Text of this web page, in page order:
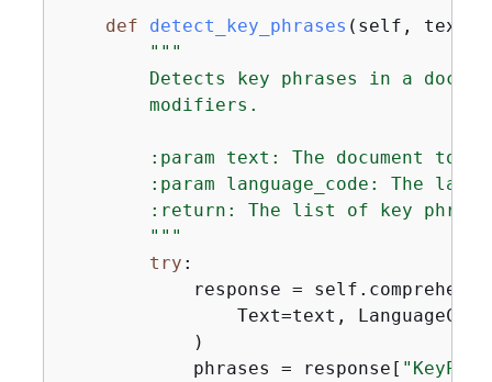
def detect_key_phrases ( self, text,
"""
Detects key phrases in a
        modifiers.
:param text: The document to
:param language_code: The
:return: The list of key
        """
try :
response =
Text=text,
            )
            phrases = response[